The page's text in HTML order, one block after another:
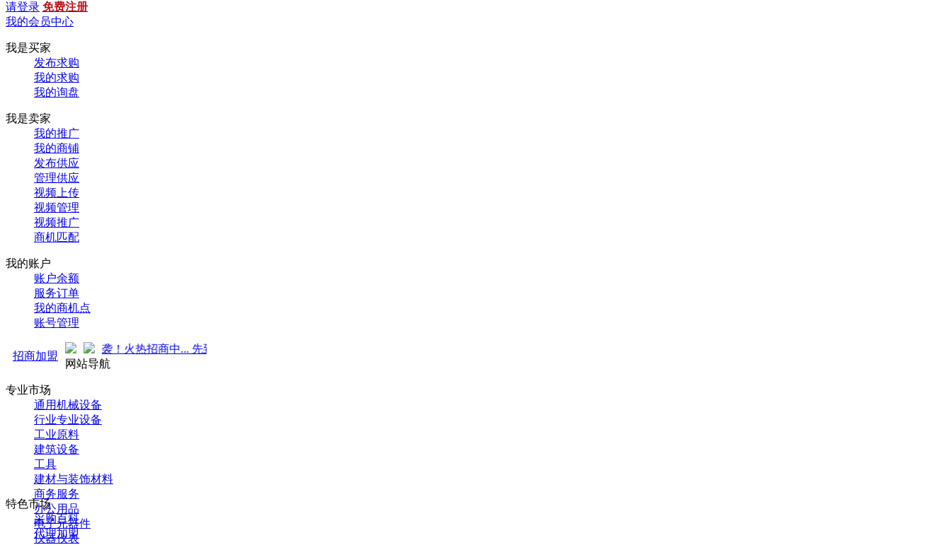
请登录 免费注册
我的会员中心
我是买家
发布求购
我的求购
我的询盘
我是卖家
我的推广
我的商铺
发布供应
管理供应
视频上传
视频管理
视频推广
商机匹配
我的账户
账户余额
服务订单
我的商机点
账号管理
招商加盟
新推广 强势来袭！火热招商中... 先到先得 ！
网站导航
专业市场
通用机械设备
行业专业设备
工业原料
建筑设备
工具
建材与装饰材料
商务服务
办公用品
电子元器件
仪器仪表
特色市场
采购百科
代理加盟